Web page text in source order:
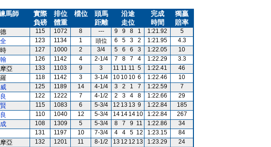
馬師
實際
負磅
排位
體重
檔位
頭馬
距離
沿途
走位
完成
時間
獨贏
賠率
115 1072 8 --- 9 9 8 1 1:21.92
5
123 1134 1 頭位 6 5 3 2 1:21.95
4.3
127 1000 2 3/4 5 6 6 3 1:22.05
10
126 1142 4 2-1/4 7 8 7 4 1:22.29
3.3
亞 133 1103 9 3 11 11 11 5 1:22.41
46
118 1142 3 3-1/4 10 10 10 6 1:22.46
10
125 1189 14 4-1/4 3 2 1 7 1:22.59
7
122 1222 7 4-1/2 2 3 4 8 1:22.66
29
115 1083 6 5-3/4 12 13 13 9 1:22.84
185
110 1040 12 5-3/4 14 14 14 10 1:22.84
267
108 1309 5 5-3/4 8 7 9 11 1:22.86
34
131 1197 10 7-3/4 4 4 5 12 1:23.15
84
亞 132 1201 11 8-1/2 13 12 12 13 1:23.29
24